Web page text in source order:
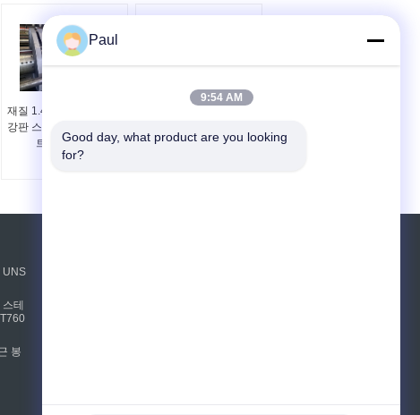
재질 1.4034 스테인리스
강판 스트립 코일 플레이
트 X46Cr13
트, 스트립, 코일)
UNS
테
봉
Paul
9:54 AM
Good day, what product are you looking
for?